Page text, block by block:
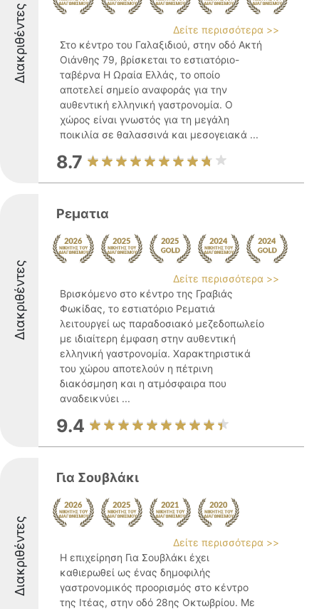
Διακριθέντες
Δείτε περισσότερα >>
Στο κέντρο του Γαλαξιδιού, στην οδό Ακτή
Οιάνθης 79, βρίσκεται το εστιατόριο-
ταβέρνα Η Ωραία Ελλάς, το οποίο
αποτελεί σημείο αναφοράς για την
αυθεντική ελληνική γαστρονομία. Ο
χώρος είναι γνωστός για τη μεγάλη
ποικιλία σε θαλασσινά και μεσογειακά ...
8.7
Διακριθέντες
Ρεματια
Δείτε περισσότερα >>
Βρισκόμενο στο κέντρο της Γραβιάς
Φωκίδας, το εστιατόριο Ρεματιά
λειτουργεί ως παραδοσιακό μεζεδοπωλείο
με ιδιαίτερη έμφαση στην αυθεντική
ελληνική γαστρονομία. Χαρακτηριστικά
του χώρου αποτελούν η πέτρινη
διακόσμηση και η ατμόσφαιρα που
αναδεικνύει ...
9.4
Διακριθέντες
Για Σουβλάκι
Δείτε περισσότερα >>
Η επιχείρηση Για Σουβλάκι έχει
καθιερωθεί ως ένας δημοφιλής
γαστρονομικός προορισμός στο κέντρο
της Ιτέας, στην οδό 28ης Οκτωβρίου. Με